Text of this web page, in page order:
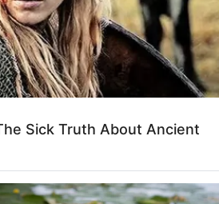
στο
επειδή
γιατί
της
Το πετσόκομα των
“Ellinika Hoaxes!”
Sick Truth About Ancient